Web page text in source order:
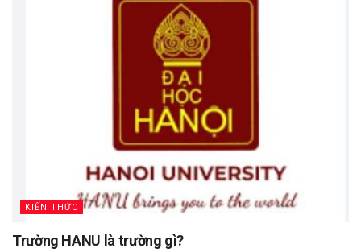
KIẾN THỨC
Trường HANU là trường gì?